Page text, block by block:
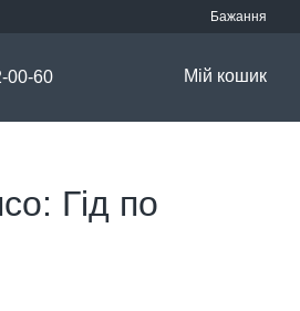
Бажання
00-60 Мій кошик
Гід по